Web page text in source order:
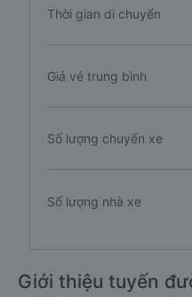
Thời gian di chuyển
Giá vé trung bình
Số lượng chuyến xe
Số lượng nhà xe
Giới thiệu tuyến